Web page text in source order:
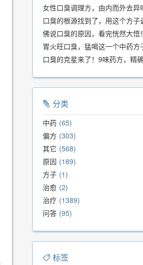
佛说口臭的原因，看完恍然大悟！
分类
中药 65
偏方 303
其它 568
原因 189
方子 1
治愈 2
治疗 1389
问答 95
标签